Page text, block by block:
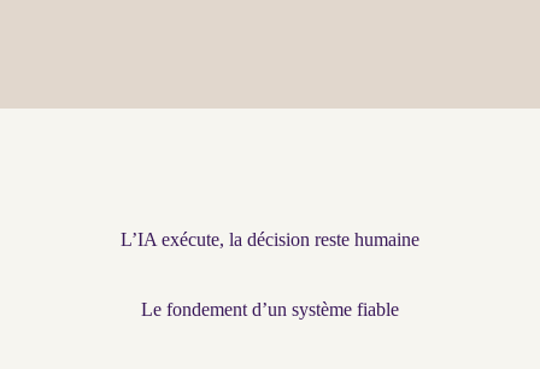
L’IA exécute, la décision reste humaine
Le fondement d’un système fiable